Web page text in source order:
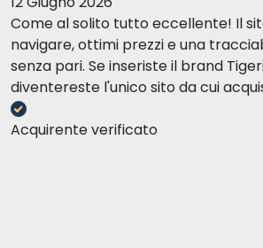
Come al solito tutto eccellente! Il
navigare, ottimi prezzi e una
senza pari. Se inseriste il brand
diventereste l'unico sito da cui
Acquirente verificato